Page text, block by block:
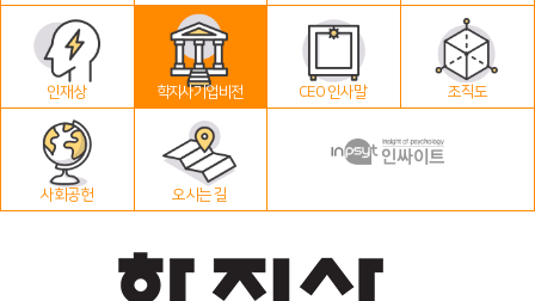
교육 워크숍
단체검사인재상 학지사 기업 비전 CEO 인사말 조직도
사회공헌 오시는 길